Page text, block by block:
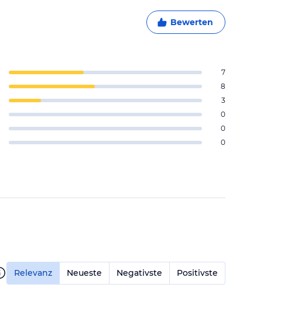
Bewerten
7
8
3
0
0
0
Relevanz Neueste Negativste Positivste